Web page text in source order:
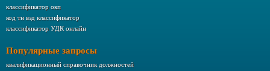
классификатор окп
код тн вэд классификатор
классификатор УДК онлайн
Популярные запросы
квалификационный справочник должностей